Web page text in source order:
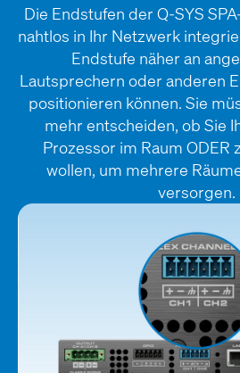
Die Endstufen der Q-SYS
nahtlos in Ihr Netzwerk
Endstufe näher an
Lautsprechern oder anderen
positionieren können. Sie
mehr entscheiden, ob Sie
Prozessor im Raum ODER
wollen, um mehrere
versorgen.